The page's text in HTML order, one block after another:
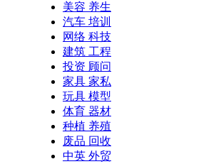
美容 养生
汽车 培训
网络 科技
建筑 工程
投资 顾问
家具 家私
玩具 模型
体育 器材
种植 养殖
废品 回收
中英 外贸